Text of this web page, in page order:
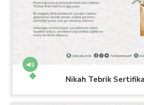
Nikah Tebrik